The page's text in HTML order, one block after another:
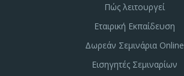
Πώς λειτουργεί
Εταιρική Εκπαίδευση
Δωρεάν Σεμινάρια Online
Εισηγητές Σεμιναρίων